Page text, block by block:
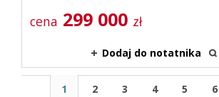
cena 299 000 zł
Dodaj do notatnika
1 2 3 4 5 6